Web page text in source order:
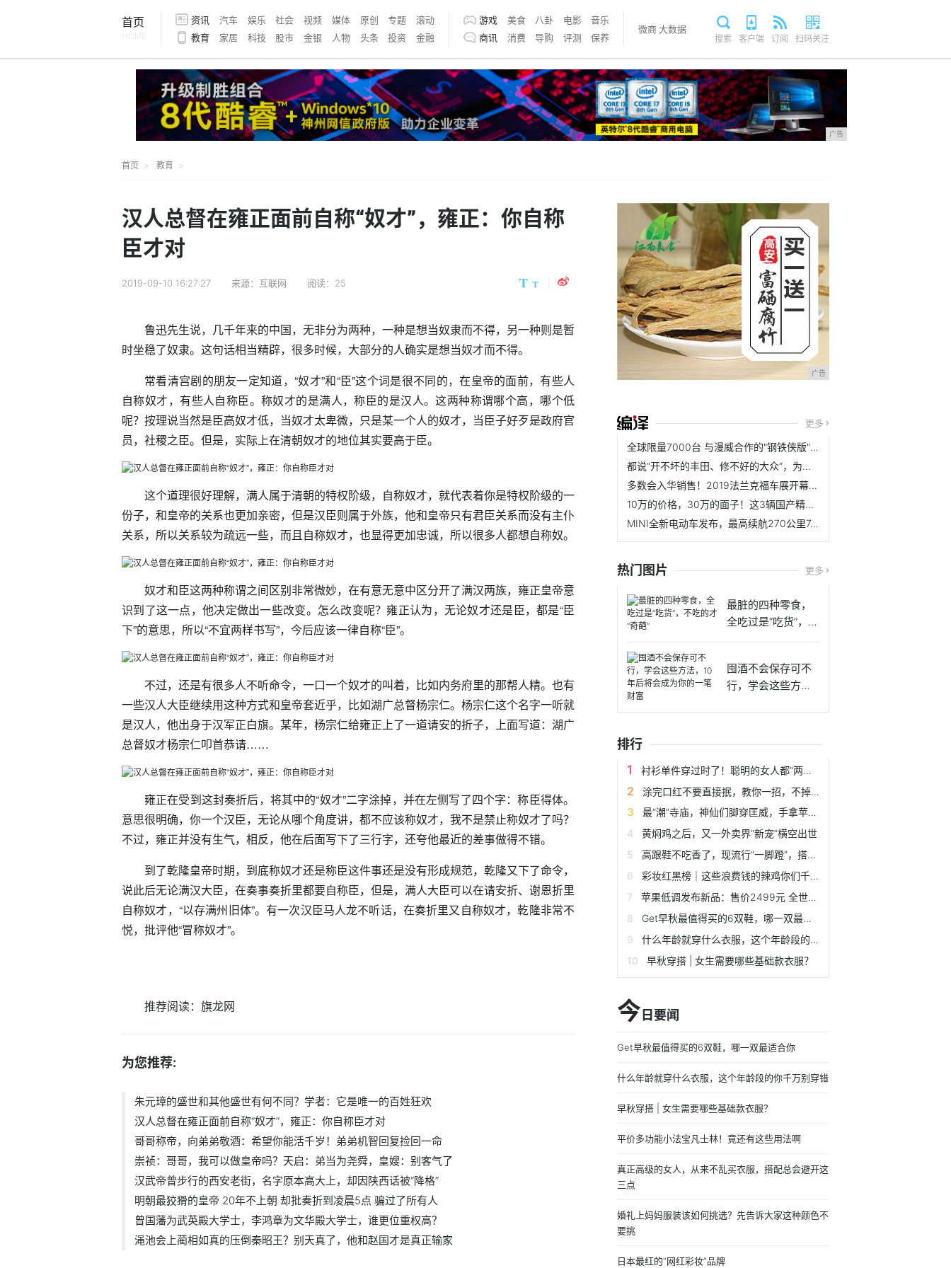
首页
HOME
资讯 汽车 娱乐 社会 视频 媒体 原创 专题
滚动
教育
家居 科技 股市 金银 人物 头条 投资 金融
游戏 美食 八卦 电影
音乐
商讯
消费 导购 评测 保养
微商大数据
搜索 客户端 订阅 扫码关注
广告
首页 教育
汉人总督在雍正面前自称“奴才”，雍正：你自称
臣才对
2019-09-10 16:27:27 来源：互联网 阅读：25
鲁迅先生说，几千年来的中国，无非分为两种，一种是想当奴隶而不得，另一种则是暂
时坐稳了奴隶。这句话相当精辟，很多时候，大部分的人确实是想当奴才而不得。
常看清宫剧的朋友一定知道，“奴才”和“臣”这个词是很不同的，在皇帝的面前，有些人
自称奴才，有些人自称臣。称奴才的是满人，称臣的是汉人。这两种称谓哪个高，哪个低
呢？按理说当然是臣高奴才低，当奴才太卑微，只是某一个人的奴才，当臣子好歹是政府官
员，社稷之臣。但是，实际上在清朝奴才的地位其实要高于臣。
这个道理很好理解，满人属于清朝的特权阶级，自称奴才，就代表着你是特权阶级的一
份子，和皇帝的关系也更加亲密，但是汉臣则属于外族，他和皇帝只有君臣关系而没有主仆
关系，所以关系较为疏远一些，而且自称奴才，也显得更加忠诚，所以很多人都想自称奴。
奴才和臣这两种称谓之间区别非常微妙，在有意无意中区分开了满汉两族，雍正皇帝意
识到了这一点，他决定做出一些改变。怎么改变呢？雍正认为，无论奴才还是臣，都是“臣
下”的意思，所以“不宜两样书写”，今后应该一律自称“臣”。
不过，还是有很多人不听命令，一口一个奴才的叫着，比如内务府里的那帮人精。也有
一些汉人大臣继续用这种方式和皇帝套近乎，比如湖广总督杨宗仁。杨宗仁这个名字一听就
是汉人，他出身于汉军正白旗。某年，杨宗仁给雍正上了一道请安的折子，上面写道：湖广
总督奴才杨宗仁叩首恭请……
雍正在受到这封奏折后，将其中的“奴才”二字涂掉，并在左侧写了四个字：称臣得体。
意思很明确，你一个汉臣，无论从哪个角度讲，都不应该称奴才，我不是禁止称奴才了吗？
不过，雍正并没有生气，相反，他在后面写下了三行字，还夸他最近的差事做得不错。
到了乾隆皇帝时期，到底称奴才还是称臣这件事还是没有形成规范，乾隆又下了命令，
说此后无论满汉大臣，在奏事奏折里都要自称臣，但是，满人大臣可以在请安折、谢恩折里
自称奴才，“以存满州旧体”。有一次汉臣马人龙不听话，在奏折里又自称奴才，乾隆非常不
悦，批评他“冒称奴才”。
推荐阅读： 旗龙网
为您推荐:
朱元璋的盛世和其他盛世有何不同？学者：它是唯一的百姓狂欢
汉人总督在雍正面前自称“奴才”，雍正：你自称臣才对
哥哥称帝，向弟弟敬酒：希望你能活千岁！弟弟机智回复捡回一命
崇祯：哥哥，我可以做皇帝吗？天启：弟当为尧舜，皇嫂：别客气了
汉武帝曾步行的西安老街，名字原本高大上，却因陕西话被“降格”
明朝最狡猾的皇帝 20年不上朝 却批奏折到凌晨5点 骗过了所有人
曾国藩为武英殿大学士，李鸿章为文华殿大学士，谁更位重权高？
渑池会上蔺相如真的压倒秦昭王？别天真了，他和赵国才是真正输家
广告
更多
全球限量7000台 与漫威合作的"钢铁侠版"SUV 亮相成都车展
都说“开不坏的丰田、修不好的大众”，为什么还这么多人买大众？
多数会入华销售！2019法兰克福车展开幕，超40款新车将亮相
10万的价格，30万的面子！这3辆国产精品车无解！
MINI全新电动车发布，最高续航270公里7.3秒破百，欧洲售25万元
热门图片 更多
最脏的四种零食，
全吃过是“吃货”，不
囤酒不会保存可不
行，学会这些方
排行
衬衫单件穿过时了！聪明的女人都“两件一起穿”，省钱还时髦
涂完口红不要直接抿，教你一招，不掉色不沾杯还好看
最“潮”寺庙，神仙们脚穿匡威，手拿苹果手机，叼着雪茄
黄焖鸡之后，又一外卖界“新宠”横空出世
高跟鞋不吃香了，现流行“一脚蹬”，搭配阔腿裤，一眼就被迷住！
彩妆红黑榜｜这些浪费钱的辣鸡你们千万不要买
苹果低调发布新品：售价2499元 全世界跟着清净了
Get早秋最值得买的6双鞋，哪一双最适合你
什么年龄就穿什么衣服，这个年龄段的你千万别穿错
早秋穿搭 | 女生需要哪些基础款衣服？
今 日要闻
Get早秋最值得买的6双鞋，哪一双最适合你
什么年龄就穿什么衣服，这个年龄段的你千万别穿错
早秋穿搭 | 女生需要哪些基础款衣服？
平价多功能小法宝凡士林！竟还有这些用法啊
真正高级的女人，从来不乱买衣服，搭配总会避开这
三点
婚礼上妈妈服装该如何挑选？先告诉大家这种颜色不
要挑
日本最红的“网红彩妆”品牌